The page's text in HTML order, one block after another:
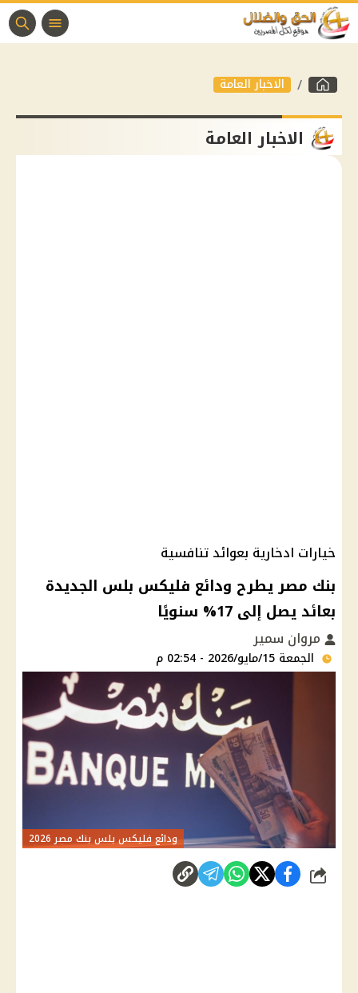
الاخبار العامة
الاخبار العامة
خيارات ادخارية بعوائد تنافسية
بنك مصر يطرح ودائع فليكس بلس الجديدة
بعائد يصل إلى 17% سنويًا
مروان سمير
الجمعة 15/مايو/2026 - 02:54 م
ودائع فليكس بلس بنك مصر 2026
شارك